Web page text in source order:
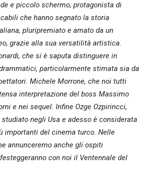
e piccolo schermo, protagonista di
che hanno segnato la storia
pluripremiato e amato da un
grazie alla sua versatilità artistica.
che si è saputa distinguere in
particolarmente stimata sia da
Michele Morrone, che noi tutti
interpretazione del boss Massimo
e nei sequel. Infine Ozge Ozpirincci,
negli Usa e adesso è considerata
importanti del cinema turco. Nelle
annunceremo anche gli ospiti
con noi il Ventennale del